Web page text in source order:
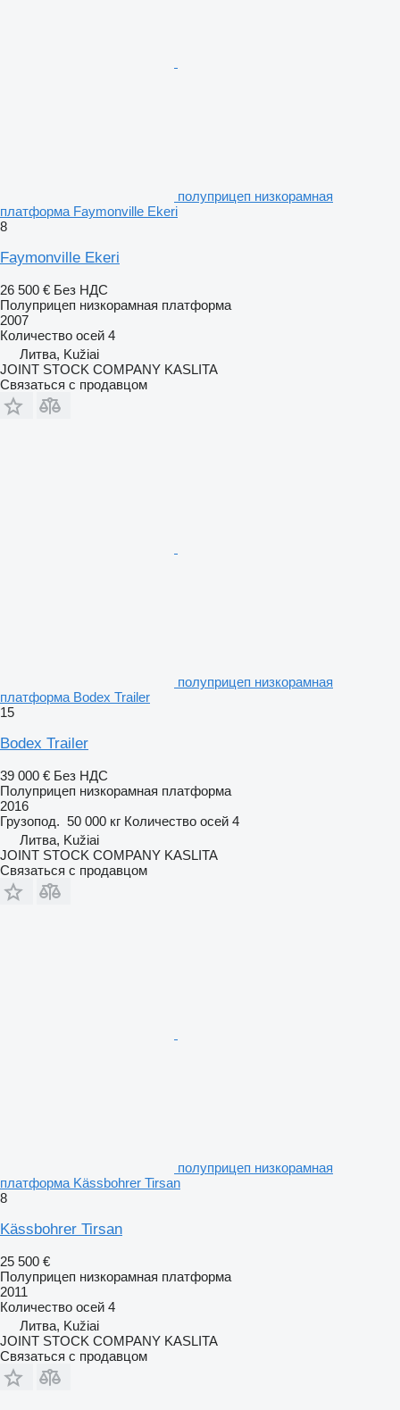
полуприцеп низкорамная
платформа Faymonville Ekeri
8
Faymonville Ekeri
26 500 € Без НДС
Полуприцеп низкорамная платформа
2007
Количество осей 4
Литва, Kužiai
JOINT STOCK COMPANY KASLITA
Связаться с продавцом
полуприцеп низкорамная
платформа Bodex Trailer
15
Bodex Trailer
39 000 € Без НДС
Полуприцеп низкорамная платформа
2016
Грузопод. 50 000 кг Количество осей 4
Литва, Kužiai
JOINT STOCK COMPANY KASLITA
Связаться с продавцом
полуприцеп низкорамная
платформа Kässbohrer Tirsan
8
Kässbohrer Tirsan
25 500 €
Полуприцеп низкорамная платформа
2011
Количество осей 4
Литва, Kužiai
JOINT STOCK COMPANY KASLITA
Связаться с продавцом